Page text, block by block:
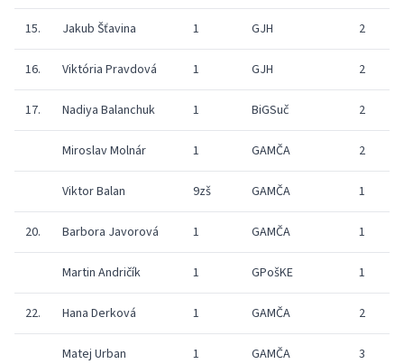
15. Jakub Šťavina 1 GJH 2
16. Viktória Pravdová 1 GJH 2
17. Nadiya Balanchuk 1 BiGSuč 2
Miroslav Molnár 1 GAMČA 2
Viktor Balan 9zš GAMČA 1
20. Barbora Javorová 1 GAMČA 1
Martin Andričík 1 GPošKE 1
22. Hana Derková 1 GAMČA 2
Matej Urban 1 GAMČA 3